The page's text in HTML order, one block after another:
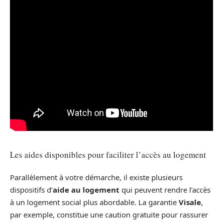
Les aides disponibles pour faciliter l’accès au logement
Parallèlement à votre démarche, il existe plusieurs
dispositifs d’aide au logement qui peuvent rendre l’accès
à un logement social plus abordable. La garantie Visale,
par exemple, constitue une caution gratuite pour rassurer